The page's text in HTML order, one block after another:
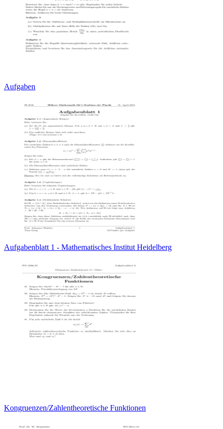
Aufgaben
Aufgabenblatt 1 - Mathematisches Institut Heidelberg
Kongruenzen/Zahlentheoretische Funktionen